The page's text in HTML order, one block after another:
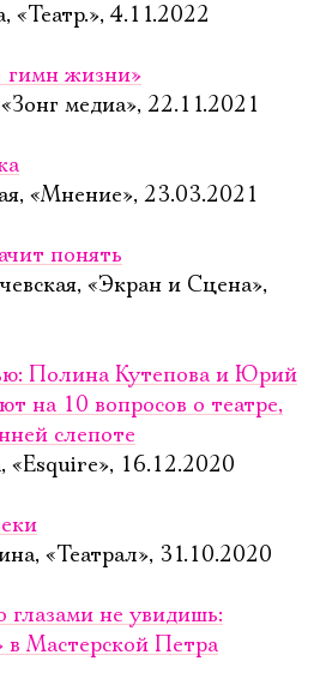
«Театр.», 4.11.2022
гимн жизни»
медиа», 22.11.2021
«Мнение», 23.03.2021
понять
«Экран и Сцена»,
Полина Кутепова и Юрий
на 10 вопросов о театре,
слепоте
16.12.2020
«Театрал», 31.10.2020
глазами не увидишь:
Мастерской Петра